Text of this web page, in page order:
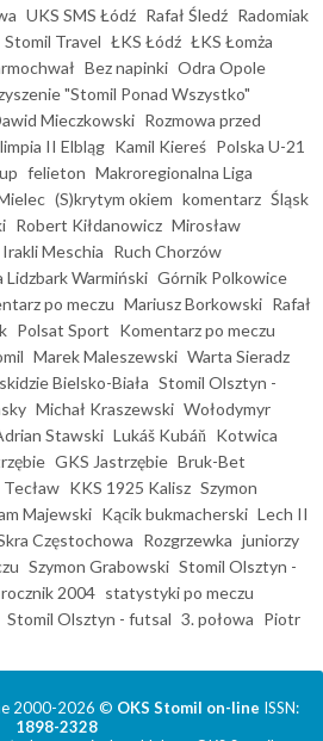
UKS SMS Łódź Rafał Śledź Radomiak
Stomil Travel ŁKS Łódź ŁKS Łomża
Bez napinki Odra Opole
"Stomil Ponad Wszystko"
Mieczkowski Rozmowa przed
II Elbląg Kamil Kiereś Polska U-21
felieton Makroregionalna Liga
(S)krytym okiem komentarz Śląsk
Robert Kiłdanowicz Mirosław
Irakli Meschia Ruch Chorzów
Lidzbark Warmiński Górnik Polkowice
po meczu Mariusz Borkowski Rafał
Polsat Sport Komentarz po meczu
Marek Maleszewski Warta Sieradz
Bielsko-Biała Stomil Olsztyn -
Michał Kraszewski Wołodymyr
Stawski Lukáš Kubáň Kotwica
GKS Jastrzębie Bruk-Bet
Tecław KKS 1925 Kalisz Szymon
Majewski Kącik bukmacherski Lech II
Częstochowa Rozgrzewka juniorzy
Szymon Grabowski Stomil Olsztyn -
2004 statystyki po meczu
Stomil Olsztyn - futsal 3. połowa Piotr
2000-2026 © OKS Stomil on-line ISSN:
1898-2328